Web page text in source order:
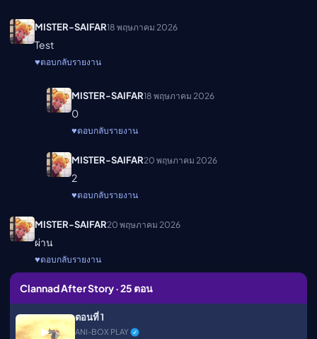
MISTER-SAIFAR18 พฤษภาคม 2026
Test
♥ตอบกลับรายงาน
MISTER-SAIFAR18 พฤษภาคม 2026
0
♥ตอบกลับรายงาน
MISTER-SAIFAR20 พฤษภาคม 2026
2
♥ตอบกลับรายงาน
MISTER-SAIFAR20 พฤษภาคม 2026
ผ่าน
♥ตอบกลับรายงาน
Clannad After Story · 25 ตอน
▶
ตอนที่ 1
ANI-BOX PLAY